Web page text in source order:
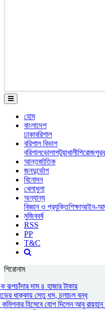
হোম
বাংলাদেশ
ঢাকাবরিশাল
বরিশাল বিভাগ
বরিশালভোলাপটুয়াখালীপিরোজপুর
আন্তর্জাতিক
জনদুর্ভোগ
বিনোদন
খেলাধুলা
অন্যান্য
বিজ্ঞান ও প্রযুক্তিশিক্ষাআইন-
মুজিববর্ষ
RSS
PP
T&C
শিরোনাম
রূপচাঁদার দাম ৪ হাজার টাকায়
ধাক্কায় সেতু ধস, চলাচল বন্ধ
হিসেবে যোগ দিলেন আবু রায়হান